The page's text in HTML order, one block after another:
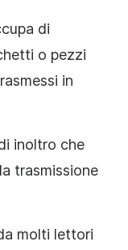
di
o pezzi
in
inoltro che
trasmissione
molti lettori